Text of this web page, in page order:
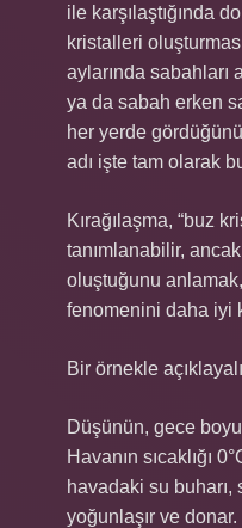
ile karşılaştığında
kristalleri
aylarında sabahları
ya da sabah erken
her yerde
adı işte tam olarak
Kırağılaşma, “buz
tanımlanabilir,
oluştuğunu
fenomenini daha iyi
Bir örnekle
Düşünün, gece
Havanın sıcaklığı
havadaki su
yoğunlaşır ve donar.